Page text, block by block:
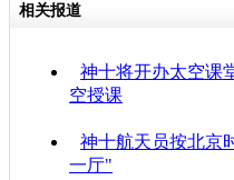
相关报道
神十将开办太空课
空授课
神十航天员按北京
一厅"